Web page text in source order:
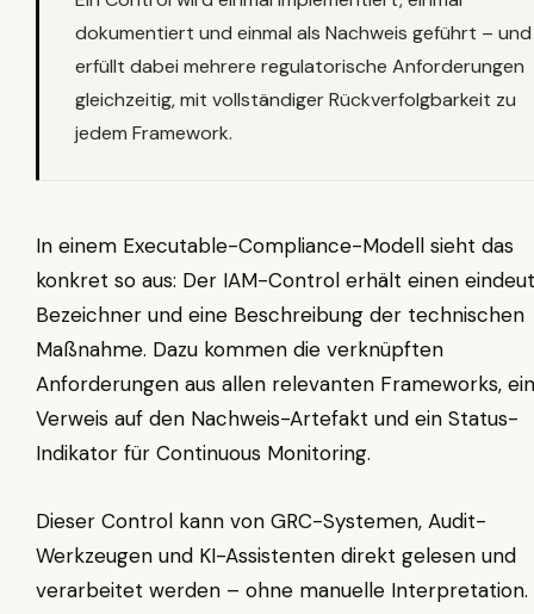
dokumentiert und einmal als Nachweis geführt – und
erfüllt dabei mehrere regulatorische Anforderungen
gleichzeitig, mit vollständiger Rückverfolgbarkeit zu
jedem Framework.
In einem Executable-Compliance-Modell sieht das
konkret so aus: Der IAM-Control erhält einen
Bezeichner und eine Beschreibung der technischen
Maßnahme. Dazu kommen die verknüpften
Anforderungen aus allen relevanten Frameworks, ein
Verweis auf den Nachweis-Artefakt und ein Status-
Indikator für Continuous Monitoring.
Dieser Control kann von GRC-Systemen, Audit-
Werkzeugen und KI-Assistenten direkt gelesen und
verarbeitet werden – ohne manuelle Interpretation.